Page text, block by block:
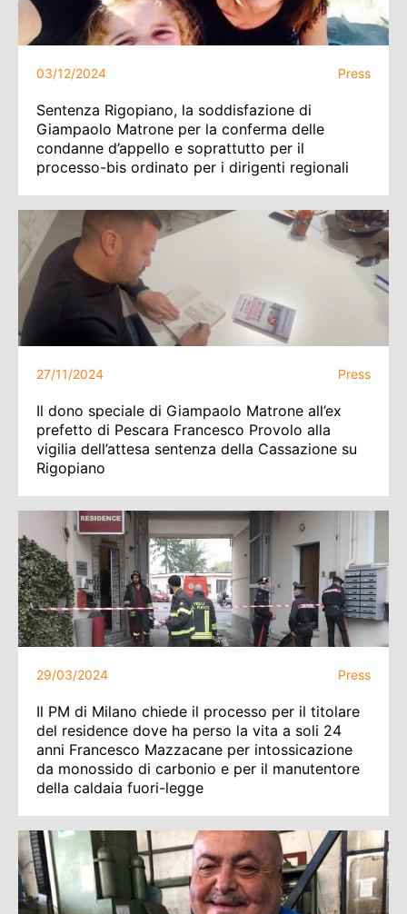
03/12/2024 Press
Sentenza Rigopiano, la soddisfazione di
Giampaolo Matrone per la conferma delle
condanne d’appello e soprattutto per il
processo-bis ordinato per i dirigenti regionali
27/11/2024 Press
Il dono speciale di Giampaolo Matrone all’ex
prefetto di Pescara Francesco Provolo alla
vigilia dell’attesa sentenza della Cassazione su
Rigopiano
29/03/2024 Press
Il PM di Milano chiede il processo per il titolare
del residence dove ha perso la vita a soli 24
anni Francesco Mazzacane per intossicazione
da monossido di carbonio e per il manutentore
della caldaia fuori-legge